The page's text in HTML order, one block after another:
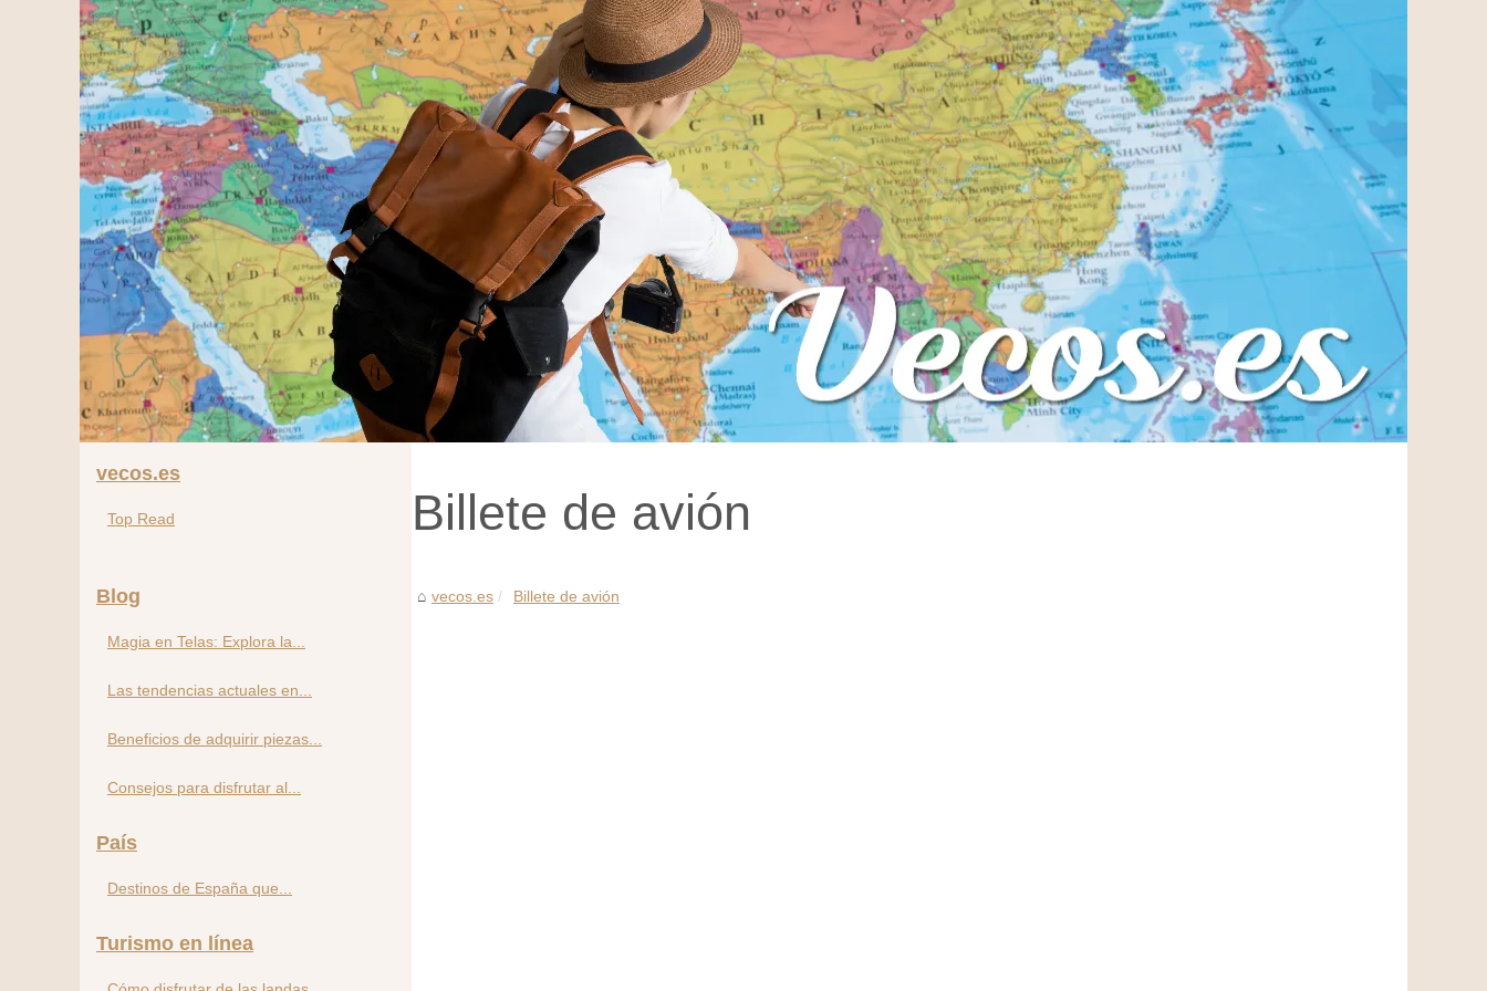
Billete de avión
vecos.es Billete de avión
vecos.es
Top Read
Blog
Magia en Telas: Explora la...
Las tendencias actuales en...
Beneficios de adquirir piezas...
Consejos para disfrutar al...
País
Destinos de España que...
Turismo en línea